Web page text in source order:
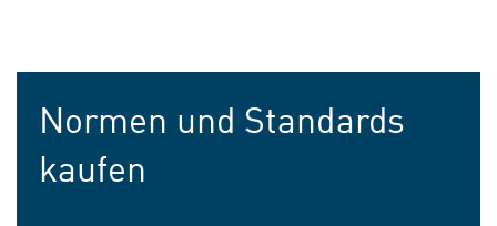
Normen und Standards
kaufen